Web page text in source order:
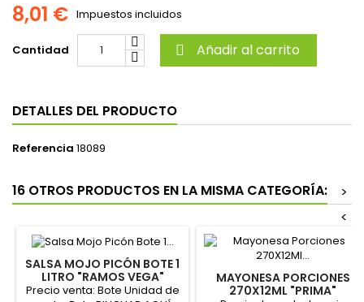
8,01 € Impuestos incluidos
Cantidad  Añadir al carrito
DETALLES DEL PRODUCTO
Referencia 18089
16 OTROS PRODUCTOS EN LA MISMA CATEGORÍA:
>
<
SALSA MOJO PICÓN BOTE 1
LITRO "RAMOS VEGA"
Precio venta: Bote Unidad de
MAYONESA PORCIONES
270X12ML "PRIMA"